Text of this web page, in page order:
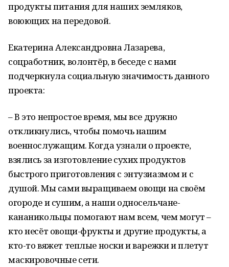
продукты питания для наших земляков,
воюющих на передовой.
Екатерина Александровна Лазарева,
соцработник, волонтёр, в беседе с нами
подчеркнула социальную значимость данного
проекта:
– В это непростое время, мы все дружно
откликнулись, чтобы помочь нашим
военнослужащим. Когда узнали о проекте,
взялись за изготовление сухих продуктов
быстрого приготовления с энтузиазмом и с
душой. Мы сами выращиваем овощи на своём
огороде и сушим, а наши односельчане-
кананикольцы помогают нам всем, чем могут –
кто несёт овощи-фрукты и другие продукты, а
кто-то вяжет теплые носки и варежки и плетут
маскировочные сети.